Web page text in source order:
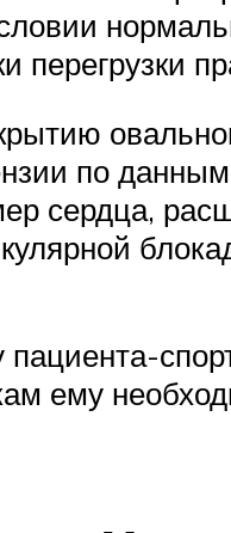
перегрузки
по
сердца,
ему